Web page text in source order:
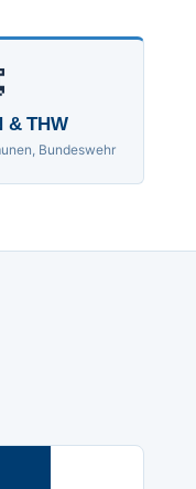
& THW
Bundeswehr